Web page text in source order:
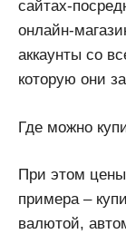
сайтах-
онлайн-
аккаунты со
которую они
Где можно
При этом
примера –
валютой,